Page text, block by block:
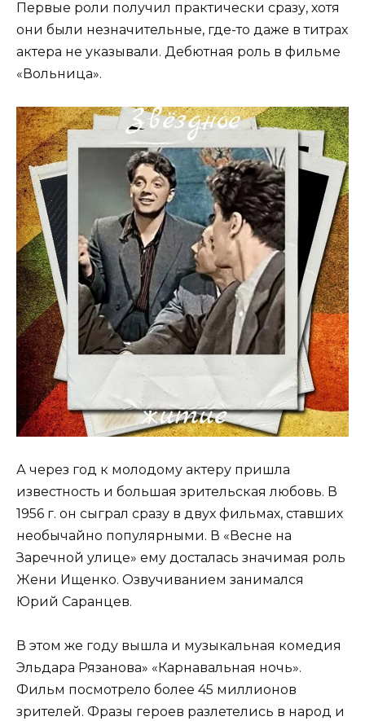
Первые роли получил практически сразу, хотя
они были незначительные, где-то даже в титрах
актера не указывали. Дебютная роль в фильме
«Вольница».
А через год к молодому актеру пришла
известность и большая зрительская любовь. В
1956 г. он сыграл сразу в двух фильмах, ставших
необычайно популярными. В «Весне на
Заречной улице» ему досталась значимая роль
Жени Ищенко. Озвучиванием занимался
Юрий Саранцев.
В этом же году вышла и музыкальная комедия
Эльдара Рязанова» «Карнавальная ночь».
Фильм посмотрело более 45 миллионов
зрителей. Фразы героев разлетелись в народ и